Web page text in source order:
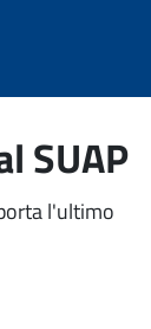
SUAP
l'ultimo